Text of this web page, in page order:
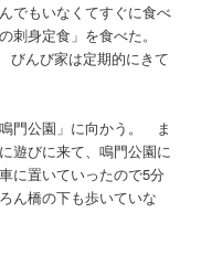
でもいなくてすぐに食べ
刺身定食」を食べた。
んび家は定期的にきて
門公園」に向かう。 ま
遊びに来て、鳴門公園に
に置いていったので5分
ん橋の下も歩いていな